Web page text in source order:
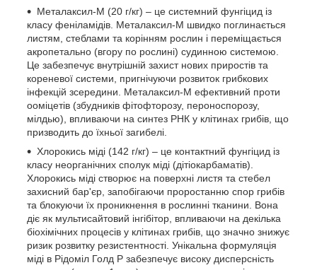
Металаксил-М (20 г/кг) – це системний фунгіцид із
класу феніламідів. Металаксил-М швидко поглинається
листям, стеблами та корінням рослин і переміщається
акропетально (вгору по рослині) судинною системою.
Це забезпечує внутрішній захист нових приростів та
кореневої системи, пригнічуючи розвиток грибкових
інфекцій зсередини. Металаксил-М ефективний проти
ооміцетів (збудників фітофторозу, пероноспорозу,
мілдью), впливаючи на синтез РНК у клітинах грибів, що
призводить до їхньої загибелі.
Хлорокись міді (142 г/кг) – це контактний фунгіцид із
класу неорганічних сполук міді (дітіокарбаматів).
Хлорокись міді створює на поверхні листя та стебел
захисний бар'єр, запобігаючи проростанню спор грибів
та блокуючи їх проникнення в рослинні тканини. Вона
діє як мультисайтовий інгібітор, впливаючи на декілька
біохімічних процесів у клітинах грибів, що значно знижує
ризик розвитку резистентності. Унікальна формуляція
міді в Рідоміл Голд Р забезпечує високу дисперсність